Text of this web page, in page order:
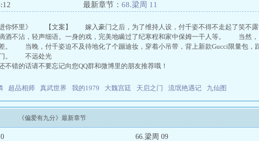
最新章节： 68.梁周 11
怀里》 【文案】 嫁入豪门之后，为了维持人设，付千姿不得不走起了笑不露
不沾，轻声细语。一身的戏，完美地瞒过了纪寒程和家中保姆一干人等。 当然，
当晚，付千姿迫不及待地化了个蹦迪妆，穿着小吊带，背上新款Gucci限量包，
门。 不远处光
不错的话请不要忘记向您QQ群和微博里的朋友推荐哦！
超品相师 真武世界 我的1979 大魏宫廷 天启之门 流氓艳遇记 九仙图
《偏爱有九分》最新章节
66.梁周 09